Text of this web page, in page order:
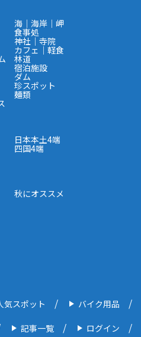
海｜海岸｜岬
食事処
神社｜寺院
カフェ｜軽食
林道
宿泊施設
ダム
珍スポット
麺類
日本本土4端
四国4端
秋にオススメ
気スポット バイク用品
記事一覧 ログイン